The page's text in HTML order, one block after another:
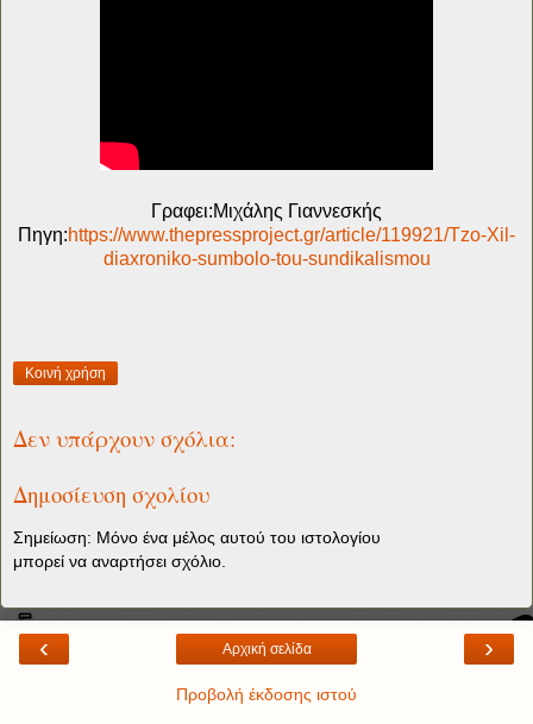
Γραφει:Μιχάλης Γιαννεσκής
Πηγη:https://www.thepressproject.gr/article/119921/Tzo-Xil-
diaxroniko-sumbolo-tou-sundikalismou
Κοινή χρήση
Δεν υπάρχουν σχόλια:
Δημοσίευση σχολίου
Σημείωση: Μόνο ένα μέλος αυτού του ιστολογίου
μπορεί να αναρτήσει σχόλιο.
‹ ›
Αρχική σελίδα
Προβολή έκδοσης ιστού